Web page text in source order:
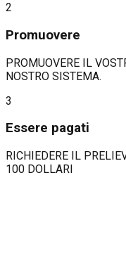
2
Promuovere
PROMUOVERE IL
NOSTRO SISTEMA.
3
Essere pagati
RICHIEDERE IL
100 DOLLARI